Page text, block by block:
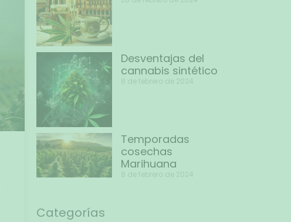
Desventajas del
cannabis sintético
8 de febrero de 2024
Temporadas
cosechas
Marihuana
8 de febrero de 2024
Categorías